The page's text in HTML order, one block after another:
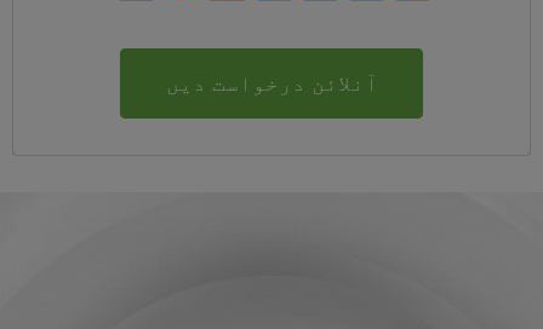
آنلائن درخواست دیں